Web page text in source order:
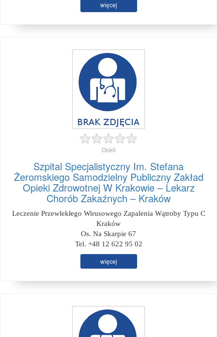
więcej
Oceń
Szpital Specjalistyczny Im. Stefana
Żeromskiego Samodzielny Publiczny Zakład
Opieki Zdrowotnej W Krakowie – Lekarz
Chorób Zakaźnych – Kraków
Leczenie Przewlekłego Wirusowego Zapalenia Wątroby Typu C
Kraków
Os. Na Skarpie 67
Tel. +48 12 622 95 02
więcej